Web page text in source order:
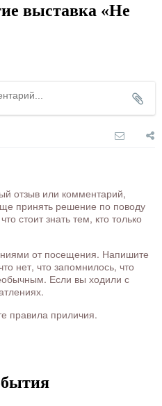
выставка «Не
отзыв или комментарий,
принять решение по поводу
стоит знать тем, кто только
от посещения. Напишите
нет, что запомнилось, что
Если вы ходили с
правила приличия.